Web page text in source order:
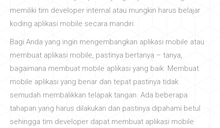
memiliki tim developer internal atau mungkin harus belajar
koding aplikasi mobile secara mandiri.
Bagi Anda yang ingin mengembangkan aplikasi mobile atau
membuat aplikasi mobile, pastinya bertanya – tanya,
bagaimana membuat mobile aplikasi yang baik. Membuat
mobile aplikasi yang benar dan tepat pastinya tidak
semudah membalikkan telapak tangan. Ada beberapa
tahapan yang harus dilakukan dan pastinya dipahami betul
sehingga tim developer dapat membuat aplikasi mobile